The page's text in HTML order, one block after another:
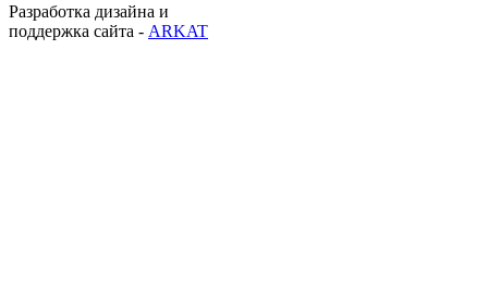
Разработка дизайна и
поддержка сайта - ARKAT